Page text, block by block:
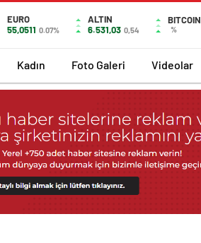
EURO
55,0511 0.07%
ALTIN
6.531,03 0,54
BITCOIN
%
Kadın Foto Galeri Videolar